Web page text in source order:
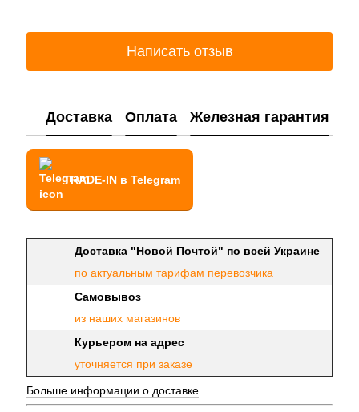
Написать отзыв
Доставка Оплата Железная гарантия
TRADE-IN в Telegram
Доставка "Новой Почтой" по всей Украине
по актуальным тарифам перевозчика
Самовывоз
из наших магазинов
Курьером на адрес
уточняется при заказе
Больше информации о доставке